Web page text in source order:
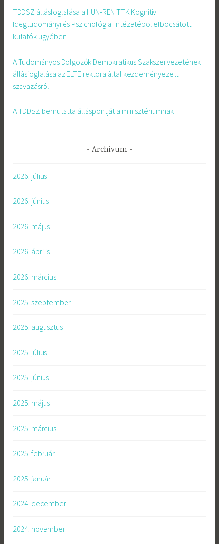
TDDSZ állásfoglalása a HUN-REN TTK Kognitív
Idegtudományi és Pszichológiai Intézetéből elbocsátott
kutatók ügyében
A Tudományos Dolgozók Demokratikus Szakszervezetének
állásfoglalása az ELTE rektora által kezdeményezett
szavazásról
A TDDSZ bemutatta álláspontját a minisztériumnak
Archívum
2026. július
2026. június
2026. május
2026. április
2026. március
2025. szeptember
2025. augusztus
2025. július
2025. június
2025. május
2025. március
2025. február
2025. január
2024. december
2024. november